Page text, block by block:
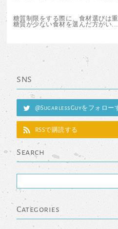
糖質制限をする際に、食材選びは
糖質が少ない食材を選んだ方がい...
SNS
@SugarlessGuyをフォロー
RSSで購読する
Search
Categories